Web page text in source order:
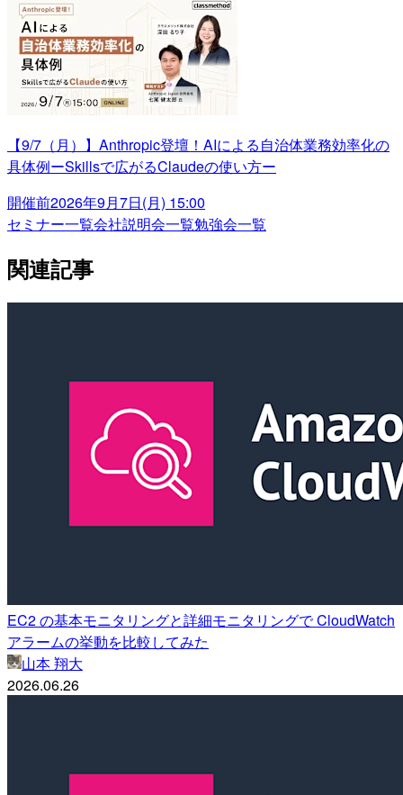
【9/7（月）】Anthropic登壇！AIによる自治体業務効率化の
具体例ーSkillsで広がるClaudeの使い方ー
開催前2026年9月7日(月) 15:00
セミナー一覧会社説明会一覧勉強会一覧
関連記事
EC2 の基本モニタリングと詳細モニタリングで CloudWatch
アラームの挙動を比較してみた
山本 翔大
2026.06.26